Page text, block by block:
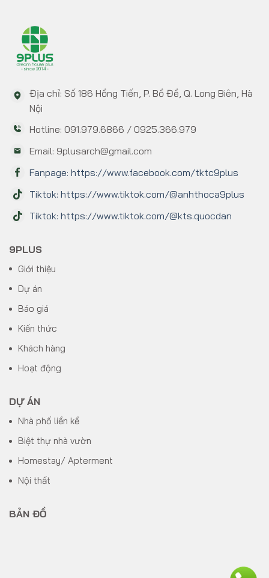
Địa chỉ: Số 186 Hồng Tiến, P. Bồ Đề, Q. Long Biên, Hà
Nội
Hotline: 091.979.6866 / 0925.366.979
Email: 9plusarch@gmail.com
Fanpage: https://www.facebook.com/tktc9plus
Tiktok: https://www.tiktok.com/@anhthoca9plus
Tiktok: https://www.tiktok.com/@kts.quocdan
9PLUS
Giới thiệu
Dự án
Báo giá
Kiến thức
Khách hàng
Hoạt động
DỰ ÁN
Nhà phố liền kề
Biệt thự nhà vườn
Homestay/ Apterment
Nội thất
BẢN ĐỒ